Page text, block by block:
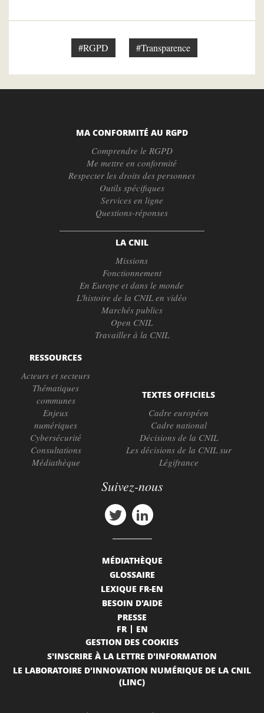
#RGPD #Transparence
MA CONFORMITÉ AU RGPD
Comprendre le RGPD
Me mettre en conformité
Respecter les droits des personnes
Outils spécifiques
Services en ligne
Questions-réponses
LA CNIL
Missions
Fonctionnement
En Europe et dans le monde
L'histoire de la CNIL en vidéo
Marchés publics
Open CNIL
Travailler à la CNIL
RESSOURCES
Acteurs et secteurs
Thématiques
communes
Enjeux
numériques
Cybersécurité
Consultations
Médiathèque
TEXTES OFFICIELS
Cadre européen
Cadre national
Décisions de la CNIL
Les décisions de la CNIL sur
Légifrance
Suivez-nous
MÉDIATHÈQUE
GLOSSAIRE
LEXIQUE FR-EN
BESOIN D'AIDE
PRESSE
FR
EN
GESTION DES COOKIES
S'INSCRIRE À LA LETTRE D'INFORMATION
LE LABORATOIRE D'INNOVATION NUMÉRIQUE DE LA CNIL
(LINC)